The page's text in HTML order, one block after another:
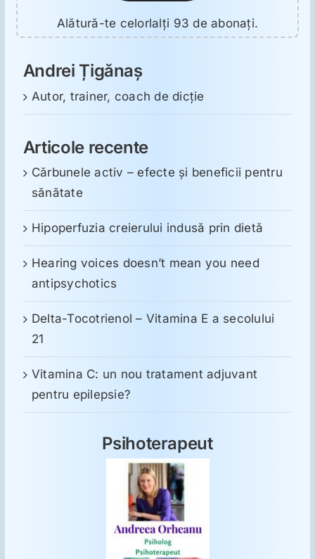
Alătură-te celorlalți 93 de abonați.
Andrei Țigănaș
Autor, trainer, coach de dicție
Articole recente
Cărbunele activ – efecte și beneficii pentru
sănătate
Hipoperfuzia creierului indusă prin dietă
Hearing voices doesn’t mean you need
antipsychotics
Delta-Tocotrienol – Vitamina E a secolului
21
Vitamina C: un nou tratament adjuvant
pentru epilepsie?
Psihoterapeut